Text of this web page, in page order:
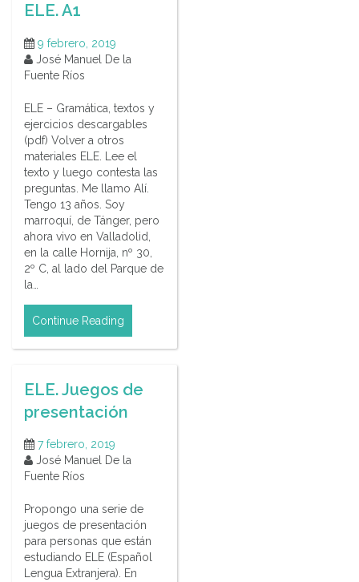
ELE. A1
9 febrero, 2019
José Manuel De la
Fuente Ríos
ELE – Gramática, textos y
ejercicios descargables
(pdf) Volver a otros
materiales ELE. Lee el
texto y luego contesta las
preguntas. Me llamo Alí.
Tengo 13 años. Soy
marroquí, de Tánger, pero
ahora vivo en Valladolid,
en la calle Hornija, nº 30,
2º C, al lado del Parque de
la…
Continue Reading
ELE. Juegos de
presentación
7 febrero, 2019
José Manuel De la
Fuente Ríos
Propongo una serie de
juegos de presentación
para personas que están
estudiando ELE (Español
Lengua Extranjera). En